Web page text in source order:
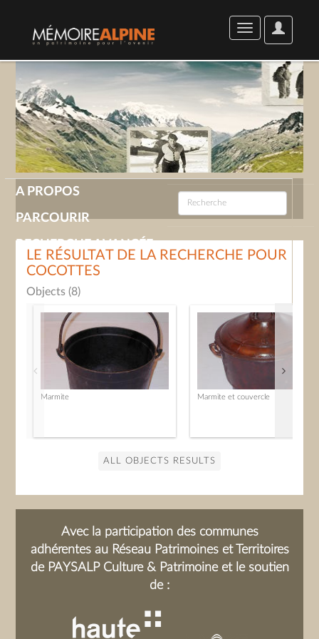
User
Options
Toggle
navigation
A PROPOS
PARCOURIR
RECHERCHE AVANCÉE
GALERIE
CONTACT
LE RÉSULTAT DE LA RECHERCHE POUR
COCOTTES
Objects (8)
Marmite Marmite et couvercle
ALL OBJECTS RESULTS
Avec la participation des communes
adhérentes au Réseau Patrimoines et Territoires
de PAYSALP Culture & Patrimoine et le soutien
de :